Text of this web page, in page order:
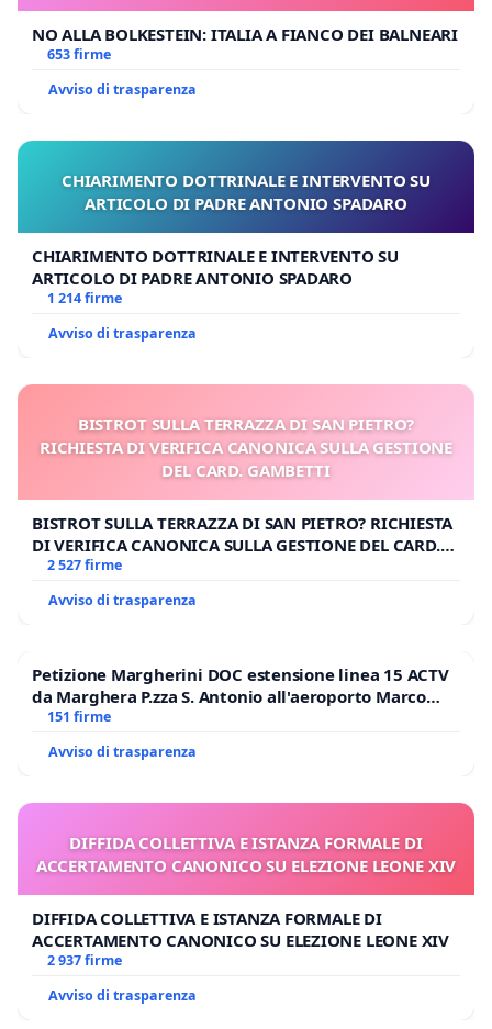
NO ALLA BOLKESTEIN: ITALIA A FIANCO DEI BALNEARI
653 firme
Avviso di trasparenza
CHIARIMENTO DOTTRINALE E INTERVENTO SU
ARTICOLO DI PADRE ANTONIO SPADARO
CHIARIMENTO DOTTRINALE E INTERVENTO SU
ARTICOLO DI PADRE ANTONIO SPADARO
1 214 firme
Avviso di trasparenza
BISTROT SULLA TERRAZZA DI SAN PIETRO?
RICHIESTA DI VERIFICA CANONICA SULLA GESTIONE
DEL CARD. GAMBETTI
BISTROT SULLA TERRAZZA DI SAN PIETRO? RICHIESTA
DI VERIFICA CANONICA SULLA GESTIONE DEL CARD.
GAMBETTI
2 527 firme
Avviso di trasparenza
Petizione Margherini DOC estensione linea 15 ACTV
da Marghera P.zza S. Antonio all'aeroporto Marco
Polo tariffa a € 1,50
151 firme
Avviso di trasparenza
DIFFIDA COLLETTIVA E ISTANZA FORMALE DI
ACCERTAMENTO CANONICO SU ELEZIONE LEONE XIV
DIFFIDA COLLETTIVA E ISTANZA FORMALE DI
ACCERTAMENTO CANONICO SU ELEZIONE LEONE XIV
2 937 firme
Avviso di trasparenza